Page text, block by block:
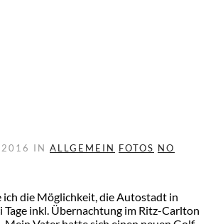
2016 IN ALLGEMEIN FOTOS NO
ich die Möglichkeit, die Autostadt in
inkl. Übernachtung im Ritz-Carlton